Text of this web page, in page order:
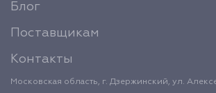
Блог
Поставщикам
Контакты
Московская область, г. Дзержинский, ул.